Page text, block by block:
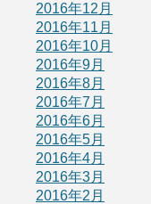
2016年12月
2016年11月
2016年10月
2016年9月
2016年8月
2016年7月
2016年6月
2016年5月
2016年4月
2016年3月
2016年2月